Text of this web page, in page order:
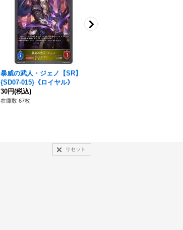
暴威の武人・ジェノ【SR】
{SD07-015}《ロイヤル》
30円(税込)
在庫数 67枚
リセット